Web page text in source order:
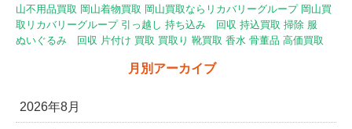
山不用品買取 岡山着物買取 岡山買取ならリカバリーグループ 岡山買
取リカバリーグループ 引っ越し 持ち込み 回収 持込買取 掃除 服
ぬいぐるみ 回収 片付け 買取 買取り 靴買取 香水 骨董品 高価買取
月別アーカイブ
2026年8月